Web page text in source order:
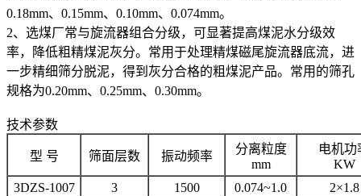
0.18mm、0.15mm、0.10mm、0.074mm。
2、选煤厂常与旋流器组合分级，可显著提高煤泥水分级效
率，降低粗精煤泥灰分。常用于处理精煤磁尾旋流器底流，进
一步精细筛分脱泥，得到灰分合格的粗煤泥产品。常用的筛孔
规格为0.20mm、0.25mm、0.30mm。
技术参数
型 号 筛面层数 振动频率
分离粒度
mm
电机功
KW
3DZS-1007
3 1500 0.074~1.0
2×1.8